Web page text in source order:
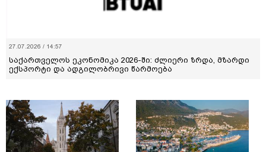
27.07.2026 / 14:57
საქართველოს ეკონომიკა 2026-ში: ძლიერი ზრდა, მზარდი
ექსპორტი და ადგილობრივი წარმოება